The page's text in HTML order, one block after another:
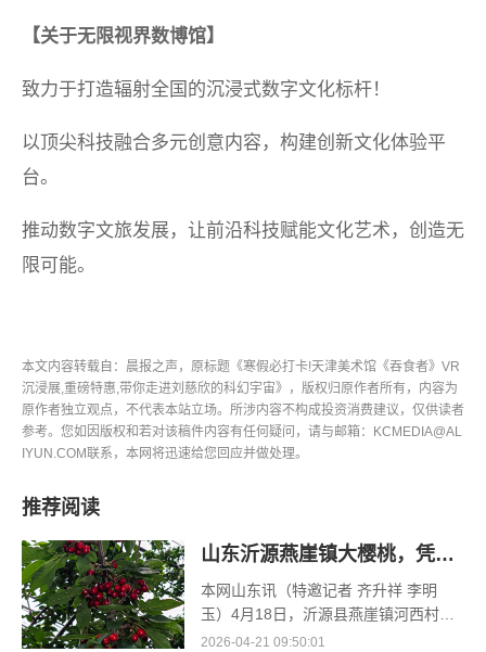
【关于无限视界数博馆】
致力于打造辐射全国的沉浸式数字文化标杆！
以顶尖科技融合多元创意内容，构建创新文化体验平
台。
推动数字文旅发展，让前沿科技赋能文化艺术，创造无
限可能。
本文内容转载自：晨报之声，原标题《寒假必打卡!天津美术馆《吞食者》VR
沉浸展,重磅特惠,带你走进刘慈欣的科幻宇宙》，版权归原作者所有，内容为
原作者独立观点，不代表本站立场。所涉内容不构成投资消费建议，仅供读者
参考。您如因版权和若对该稿件内容有任何疑问，请与邮箱：KCMEDIA@AL
IYUN.COM联系，本网将迅速给您回应并做处理。
推荐阅读
山东沂源燕崖镇大樱桃，凭什么一路领“鲜”
本网山东讯（特邀记者 齐升祥 李明
玉）4月18日，沂源县燕崖镇河西村孟
凡红的空调大棚里，大棚樱桃的采收却
2026-04-21 09:50:01